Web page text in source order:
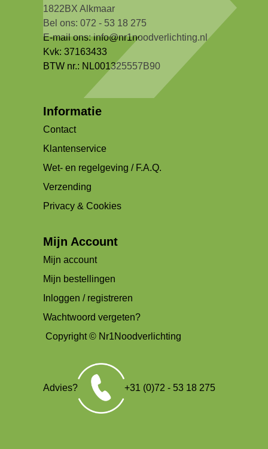
1822BX Alkmaar
Bel ons: 072 - 53 18 275
E-mail ons:info@nr1noodverlichting.nl
Kvk: 37163433
BTW nr.: NL001325557B90
Informatie
Contact
Klantenservice
Wet- en regelgeving / F.A.Q.
Verzending
Privacy & Cookies
Mijn Account
Mijn account
Mijn bestellingen
Inloggen / registreren
Wachtwoord vergeten?
Copyright © Nr1Noodverlichting
Advies? +31 (0)72 - 53 18 275